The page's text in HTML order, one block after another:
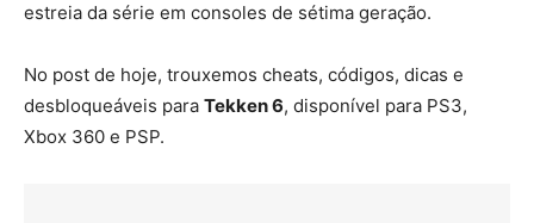
estreia da série em consoles de sétima geração.
No post de hoje, trouxemos cheats, códigos, dicas e
desbloqueáveis para Tekken 6, disponível para PS3,
Xbox 360 e PSP.